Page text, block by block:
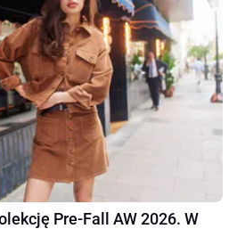
Pre-Fall AW 2026. W